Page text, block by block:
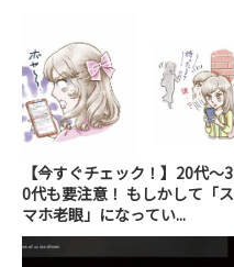
【今すぐチェック！】20代～3
0代も要注意！ もしかして「ス
マホ老眼」になってい...